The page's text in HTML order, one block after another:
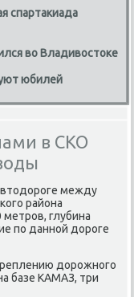
спартакиада
во Владивостоке
юбилей
в СКО
между
района
глубина
по данной дοроге
дοрожного
базе КАМАЗ, три